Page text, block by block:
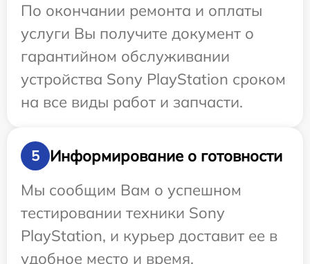
По окончании ремонта и оплаты
услуги Вы получите документ о
гарантийном обслуживании
устройства Sony PlayStation сроком
на все виды работ и запчасти.
5
Информирование о готовности
Мы сообщим Вам о успешном
тестировании техники Sony
PlayStation, и курьер доставит ее в
удобное место и время.